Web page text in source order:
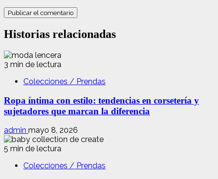
Historias relacionadas
3 min de lectura
Colecciones / Prendas
Ropa íntima con estilo: tendencias en corsetería y
sujetadores que marcan la diferencia
admin mayo 8, 2026
5 min de lectura
Colecciones / Prendas